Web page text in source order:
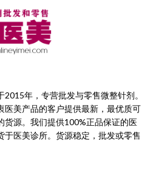
2015年， 专营批发与零售微整针剂。
美产品的客户提供最新， 最优质可
源。 我们提供100%正品保证的医
医美诊所。货源稳定， 批发或零售